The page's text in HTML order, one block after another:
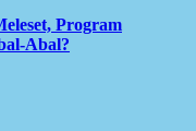
Program
Abal?